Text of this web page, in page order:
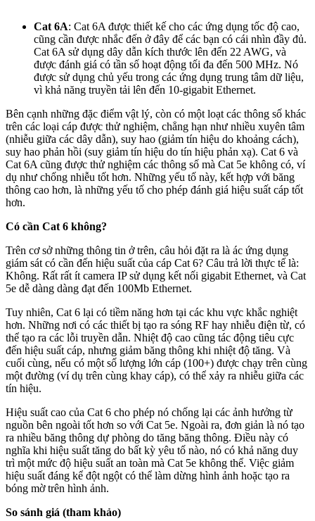
Cat 6A: Cat 6A được thiết kế cho các ứng dụng tốc độ cao,
cũng cần được nhắc đến ở đây để các bạn có cái nhìn đầy đủ.
Cat 6A sử dụng dây dẫn kích thước lên đến 22 AWG, và
được đánh giá có tần số hoạt động tối đa đến 500 MHz. Nó
được sử dụng chủ yếu trong các ứng dụng trung tâm dữ liệu,
vì khả năng truyền tải lên đến 10-gigabit Ethernet.
Bên cạnh những đặc điểm vật lý, còn có một loạt các thông số khác
trên các loại cáp được thử nghiệm, chẳng hạn như nhiều xuyên tâm
(nhiễu giữa các dây dẫn), suy hao (giảm tín hiệu do khoảng cách),
suy hao phản hồi (suy giảm tín hiệu do tín hiệu phản xạ). Cat 6 và
Cat 6A cũng được thử nghiệm các thông số mà Cat 5e không có, ví
dụ như chống nhiễu tốt hơn. Những yếu tố này, kết hợp với băng
thông cao hơn, là những yếu tố cho phép đánh giá hiệu suất cáp tốt
hơn.
Có cần Cat 6 không?
Trên cơ sở những thông tin ở trên, câu hỏi đặt ra là ác ứng dụng
giám sát có cần đến hiệu suất của cáp Cat 6? Câu trả lời thực tế là:
Không. Rất rất ít camera IP sử dụng kết nối gigabit Ethernet, và Cat
5e dễ dàng dàng đạt đến 100Mb Ethernet.
Tuy nhiên, Cat 6 lại có tiềm năng hơn tại các khu vực khắc nghiệt
hơn. Những nơi có các thiết bị tạo ra sóng RF hay nhiễu điện từ, có
thể tạo ra các lỗi truyền dẫn. Nhiệt độ cao cũng tác động tiêu cực
đến hiệu suất cáp, nhưng giảm băng thông khi nhiệt độ tăng. Và
cuối cùng, nếu có một số lượng lớn cáp (100+) được chạy trên cùng
một đường (ví dụ trên cùng khay cáp), có thể xảy ra nhiễu giữa các
tín hiệu.
Hiệu suất cao của Cat 6 cho phép nó chống lại các ảnh hưởng từ
nguồn bên ngoài tốt hơn so với Cat 5e. Ngoài ra, đơn giản là nó tạo
ra nhiều băng thông dự phòng do tăng băng thông. Điều này có
nghĩa khi hiệu suất tăng do bất kỳ yêu tố nào, nó có khả năng duy
trì một mức độ hiệu suất an toàn mà Cat 5e không thể. Việc giảm
hiệu suất đáng kể đột ngột có thể làm dừng hình ảnh hoặc tạo ra
bóng mờ trên hình ảnh.
So sánh giá (tham khảo)